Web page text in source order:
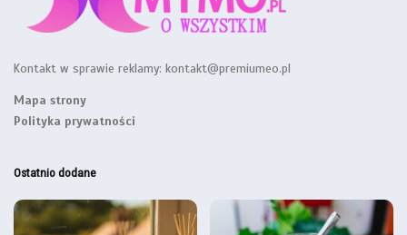
Kontakt w sprawie reklamy: kontakt@premiumeo.pl
Mapa strony
Polityka prywatności
Ostatnio dodane